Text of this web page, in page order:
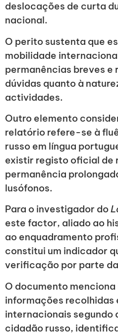
deslocações de curta
nacional.
O perito sustenta que
mobilidade
permanências breves
dúvidas quanto à
actividades.
Outro elemento
relatório refere-se à
russo em língua
existir registo oficial de
permanência
lusófonos.
Para o investigador do
este factor, aliado ao
ao enquadramento
constitui um indicador
verificação por parte
O documento
informações recolhidas
internacionais segundo
cidadão russo,